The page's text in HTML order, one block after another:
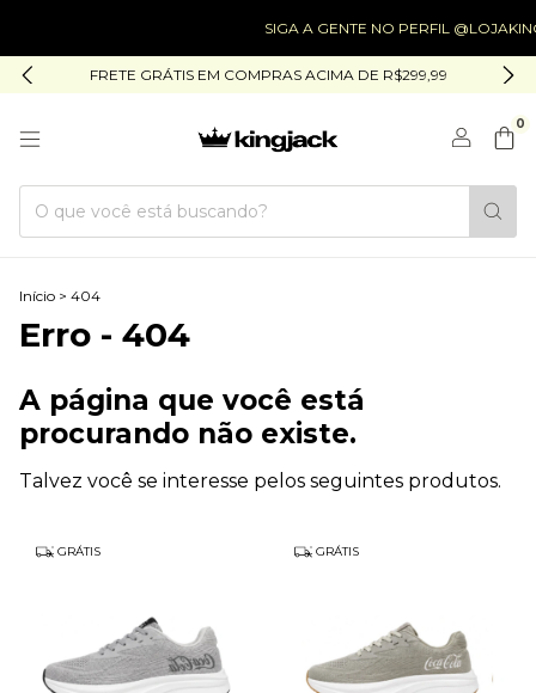
SIGA A GENTE NO PERFIL
FRETE GRÁTIS EM COMPRAS ACIMA DE R$299,99
0
Início > 404
Erro - 404
A página que você está
procurando não existe.
Talvez você se interesse pelos seguintes produtos.
GRÁTIS GRÁTIS